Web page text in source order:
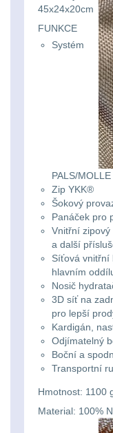
svítilny
magnetom
Svietidlá
CRI≥90
Laserové
značkovače
Držiaky
príslušenstvo
Přepravne tašky
zbraně39
Hydratační vaky
Pouzdra a
Organizéry
Na opasek
Na láhev43
Na
Na toaletní
Na
Na
Puzdrá na
45x24x20cm
FUNKCE
Systém
PALS/MOLLE
Zip YKK®
Šokový
Panáček pro
Vnitřní zipový
a další
Síťová vnitřní
hlavním
Nosič
3D síť na
pro lepší
Kardigán,
Odjímatelný
Boční a
Transportní
Hmotnost: 1100
Material: 100%